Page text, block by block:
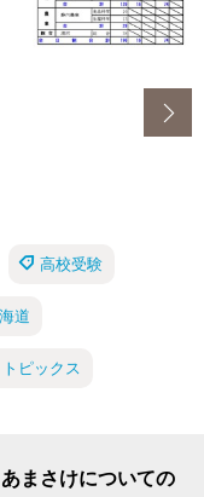
高校受験
道
ピックス
まさけについての